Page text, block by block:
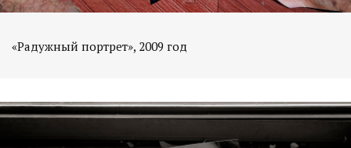
«Радужный портрет», 2009 год